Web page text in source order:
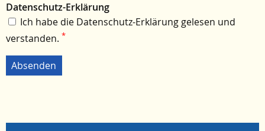
Datenschutz-Erklärung
Ich habe die Datenschutz-Erklärung gelesen und
verstanden. *